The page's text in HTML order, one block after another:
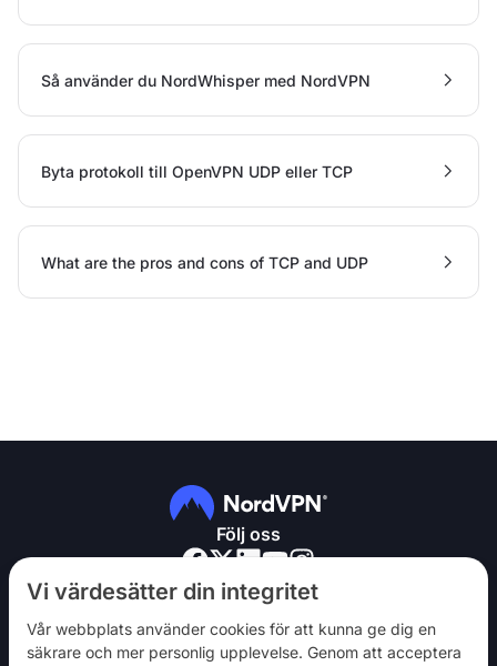
Vi värdesätter din integritet
Vår webbplats använder cookies för att kunna ge dig en
säkrare och mer personlig upplevelse. Genom att acceptera
Så använder du NordWhisper med NordVPN
Byta protokoll till OpenVPN UDP eller TCP
What are the pros and cons of TCP and UDP
Följ oss